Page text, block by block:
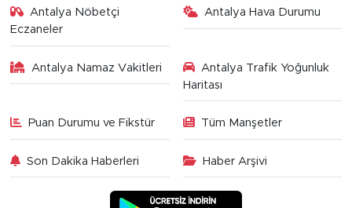
Antalya Nöbetçi
Eczaneler
Antalya Hava Durumu
Antalya Namaz Vakitleri
Antalya Trafik Yoğunluk
Haritası
Puan Durumu ve Fikstür Tüm Manşetler
Son Dakika Haberleri Haber Arşivi